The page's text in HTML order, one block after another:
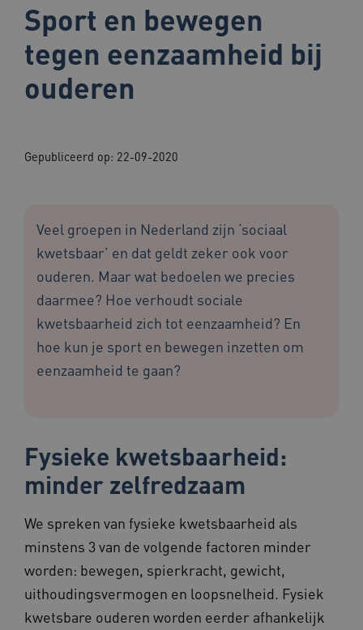
Sport en bewegen
tegen eenzaamheid bij
ouderen
Gepubliceerd op: 22-09-2020
Veel groepen in Nederland zijn ‘sociaal
kwetsbaar’ en dat geldt zeker ook voor
ouderen. Maar wat bedoelen we precies
daarmee? Hoe verhoudt sociale
kwetsbaarheid zich tot eenzaamheid? En
hoe kun je sport en bewegen inzetten om
eenzaamheid te gaan?
Fysieke kwetsbaarheid:
minder zelfredzaam
We spreken van fysieke kwetsbaarheid als
minstens 3 van de volgende factoren minder
worden: bewegen, spierkracht, gewicht,
uithoudingsvermogen en loopsnelheid. Fysiek
kwetsbare ouderen worden eerder afhankelijk